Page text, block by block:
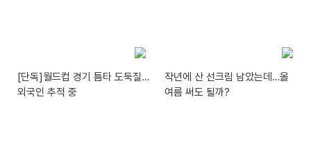
[단독]월드컵 경기 틈타 도둑질…
외국인 추적 중
작년에 산 선크림 남았는데…올
여름 써도 될까?